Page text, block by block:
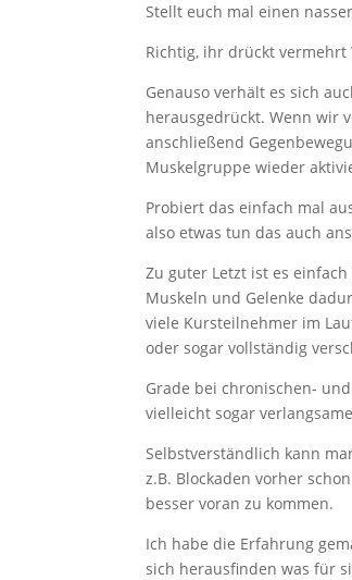
Stellt euch mal einen
Richtig, ihr drückt vermehrt
Genauso verhält es sich
herausgedrückt. Wenn wir
anschließend
Muskelgruppe wieder
Probiert das einfach mal
also etwas tun das auch
Zu guter Letzt ist es
Muskeln und Gelenke
viele Kursteilnehmer im
oder sogar vollständig
Grade bei chronischen-
vielleicht sogar
Selbstverständlich kann
z.B. Blockaden vorher
besser voran zu kommen.
Ich habe die Erfahrung
sich herausfinden was für